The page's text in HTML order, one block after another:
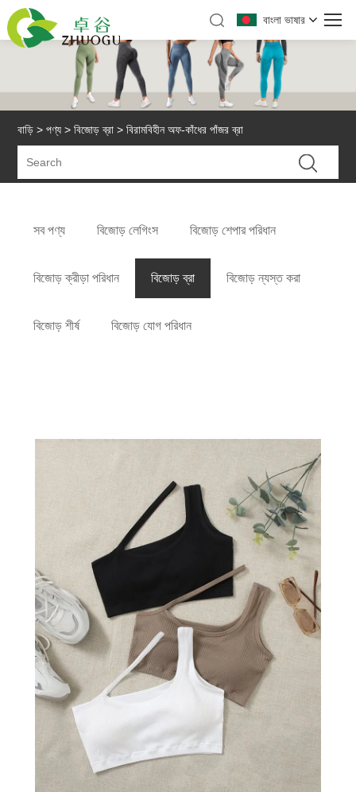
বাংলা ভাষার
বাড়ি > পণ্য >বিজোড় ব্রা > বিরামবিহীন অফ-কাঁধের পাঁজর ব্রা
সব পণ্য বিজোড় লেগিংস বিজোড় শেপার পরিধান
বিজোড় ক্রীড়া পরিধান বিজোড় ব্রা বিজোড় ন্যস্ত করা
বিজোড় শীর্ষ বিজোড় যোগ পরিধান